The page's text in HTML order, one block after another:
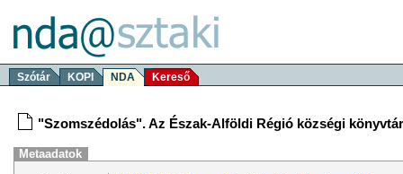
Szótár KOPI NDA Kereső
"Szomszédolás". Az Észak-Alföldi Régió községi
Metaadatok